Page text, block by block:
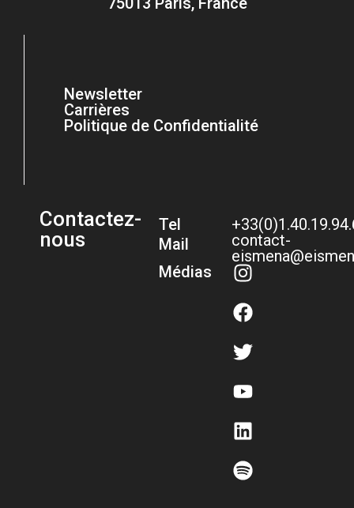
Newsletter
Carrières
Politique de Confidentialité
Contactez-
nous
Tel
Mail
Médias
contact-